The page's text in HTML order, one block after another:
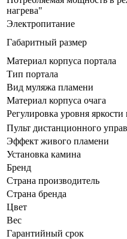
нагрева"
Электропитание
Габаритный размер
Материал корпуса портала
Тип портала
Вид муляжа пламени
Материал корпуса очага
Регулировка уровня
Пульт дистанционного
Эффект живого пламени
Установка камина
Бренд
Страна производитель
Страна бренда
Цвет
Вес
Гарантийный срок